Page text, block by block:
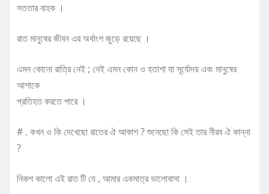
সততার বাহক ।
রাত মানুষের জীবন এর অর্ধাংশ জুড়ে রয়েছে ।
এমন কোনো রাত্রি নেই ; নেই এমন কোন ও হতাশা যা সূর্যোদয় এবং মানুষের
আশাকে
প্রতিহত করতে পারে ।
# . কখন ও কি দেখেছো রাতের ঐ আকাশ ? শুনেছো কি সেই তার নীরব ঐ কান্না
?
নিকশ কালো এই রাত টি যে , আমার একমাত্র ভালোবাসা ।